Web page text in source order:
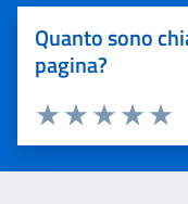
Quanto sono
pagina?
Valuta 4
Valuta 3
Valuta 2 stelle
Valuta 1 stelle su 5